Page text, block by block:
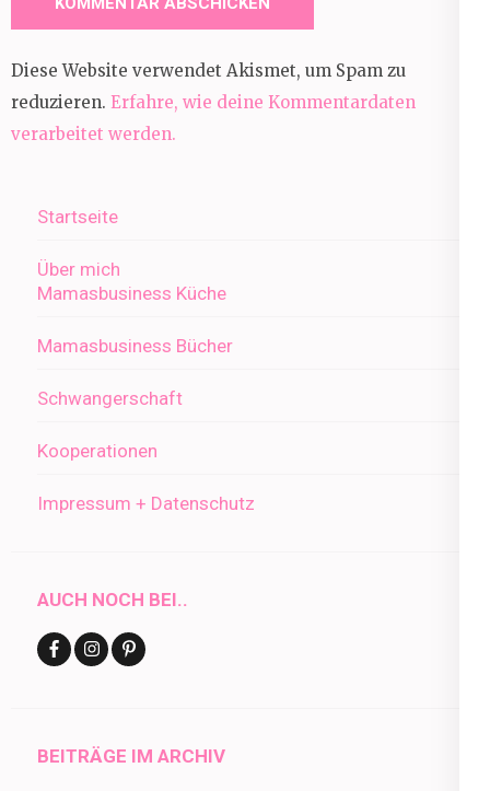
Diese Website verwendet Akismet, um Spam zu
reduzieren. Erfahre, wie deine Kommentardaten
verarbeitet werden.
Startseite
Über mich
Mamasbusiness Küche
Mamasbusiness Bücher
Schwangerschaft
Kooperationen
Impressum + Datenschutz
AUCH NOCH BEI..
BEITRÄGE IM ARCHIV